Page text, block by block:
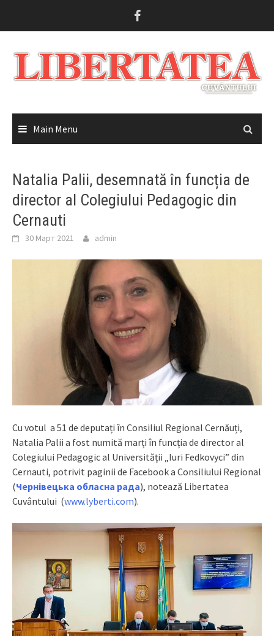
Main Menu
Natalia Palii, desemnată în funcția de
director al Colegiului Pedagogic din
Cernauti
30 Март 2021 admin
Cu votul a 51 de deputați în Consiliul Regional Cernăuți,
Natalia Palii a fost numită marți în funcția de director al
Colegiului Pedagogic al Universității „Iuri Fedkovyci” din
Cernauti, potrivit paginii de Facebook a Consiliului Regional
(Чернівецька обласна рада), notează Libertatea
Cuvântului (www.lyberti.com).